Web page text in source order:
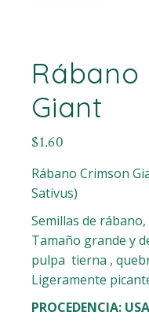
Rábano
Giant
$1.60
Rábano Crimson
Sativus)
Semillas de
Tamaño grande y
pulpa tierna ,
Ligeramente
PROCEDENCIA: